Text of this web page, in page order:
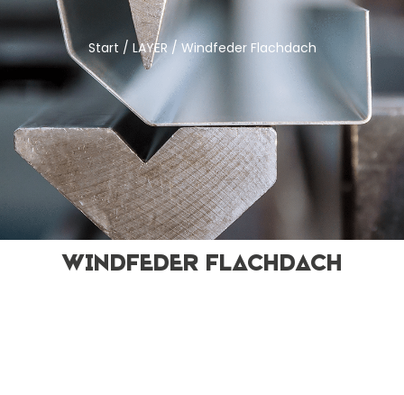
Start / LAYER/ Windfeder Flachdach
Windfeder Flachdach